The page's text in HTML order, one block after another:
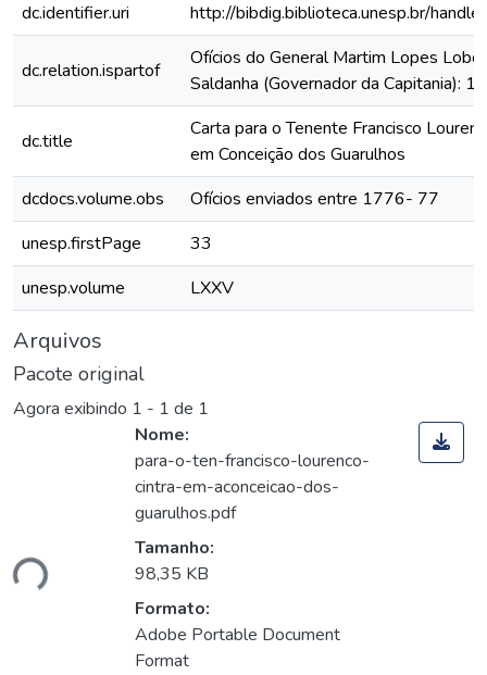
dc.identifier.uri
http://bibdig.biblioteca.unesp.br/
dc.relation.ispartof
Ofícios do General Martim Lopes Lobo
Saldanha (Governador da Capitania):
dc.title
Carta para o Tenente Francisco
em Conceição dos Guarulhos
dcdocs.volume.obs
Ofícios enviados entre 1776- 77
unesp.firstPage
33
unesp.volume
LXXV
Arquivos
Pacote original
Agora exibindo 1 - 1 de 1
Nome:
para-o-ten-francisco-lourenco-
cintra-em-aconceicao-dos-
guarulhos.pdf
Tamanho:
98,35 KB
Formato:
Adobe Portable Document
Format